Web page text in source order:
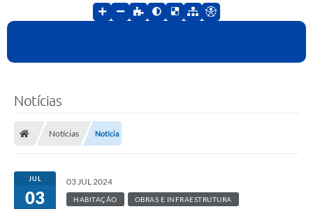
Notícias
Notícias Notícia
JUL
03
03 JUL 2024
HABITAÇÃO OBRAS E INFRAESTRUTURA